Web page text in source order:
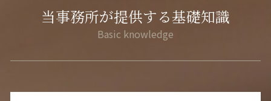
当事務所が提供する基礎知識